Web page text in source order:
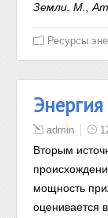
Земли. М.,
Ресурсы
admin
Вторым
мощность
оценивается